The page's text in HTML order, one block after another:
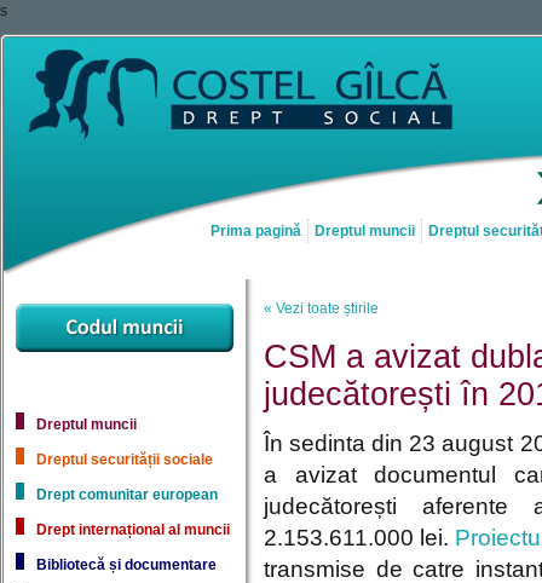
s
Prima pagină Dreptul muncii Dreptul
« Vezi toate știrile
CSM a avizat
judecătorești în
În sedinta din 23 august
a avizat documentul
judecătorești
2.153.611.000 lei.
transmise de catre
Dreptul muncii
Dreptul securității sociale
Drept comunitar european
Drept internațional al muncii
Bibliotecă și documentare